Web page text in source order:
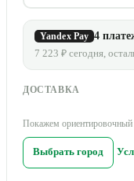
Yandex Pay 4
7 223 ₽ сегодня,
ДОСТАВКА
Покажем ориентировочный
Выбрать город